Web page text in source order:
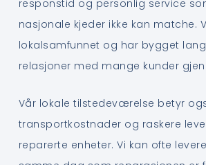
responstid og personlig service
nasjonale kjeder ikke kan matche.
lokalsamfunnet og har bygget
relasjoner med mange kunder
Vår lokale tilstedeværelse betyr
transportkostnader og raskere
reparerte enheter. Vi kan ofte